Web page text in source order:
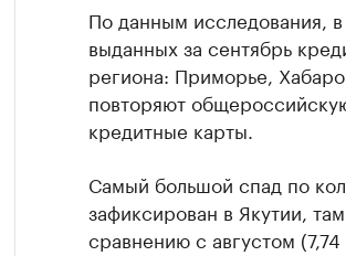
По данным исследования,
выданных за сентябрь
региона: Приморье,
повторяют
кредитные карты.
Самый большой спад по
зафиксирован в Якутии,
сравнению с августом